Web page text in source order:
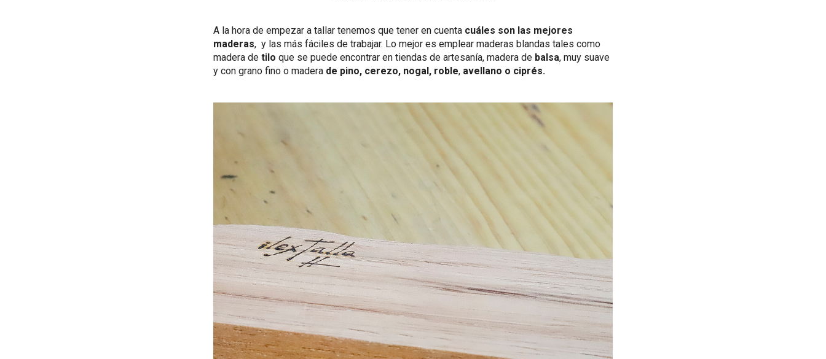
A la hora de empezar a tallar tenemos que tener en cuenta cuáles son las mejores
maderas, y las más fáciles de trabajar. Lo mejor es emplear maderas blandas tales como
madera de tilo que se puede encontrar en tiendas de artesanía, madera de balsa, muy suave
y con grano fino o madera de pino, cerezo, nogal, roble, avellano o ciprés.